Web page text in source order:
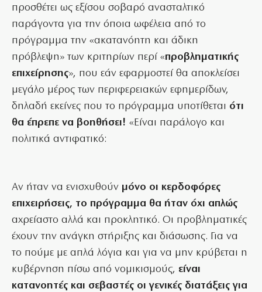
προσθέτει ως εξίσου σοβαρό ανασταλτικό
παράγοντα για την όποια ωφέλεια από το
πρόγραμμα την «ακατανόητη και άδικη
πρόβλεψη» των κριτηρίων περί «προβληματικής
επιχείρησης», που εάν εφαρμοστεί θα αποκλείσει
μεγάλο μέρος των περιφερειακών εφημερίδων,
δηλαδή εκείνες που το πρόγραμμα υποτίθεται ότι
θα έπρεπε να βοηθήσει! «Είναι παράλογο και
πολιτικά αντιφατικό:
Αν ήταν να ενισχυθούν μόνο οι κερδοφόρες
επιχειρήσεις, το πρόγραμμα θα ήταν όχι απλώς
αχρείαστο αλλά και προκλητικό. Οι προβληματικές
έχουν την ανάγκη στήριξης και διάσωσης. Για να
το πούμε με απλά λόγια και για να μην κρύβεται η
κυβέρνηση πίσω από νομικισμούς, είναι
κατανοητές και σεβαστές οι γενικές διατάξεις για